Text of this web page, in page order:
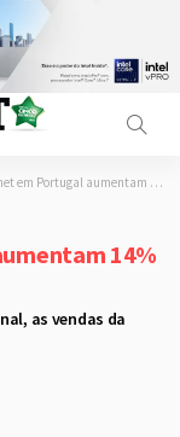
aumentam 14% no primeiro semestre
14%
as vendas da